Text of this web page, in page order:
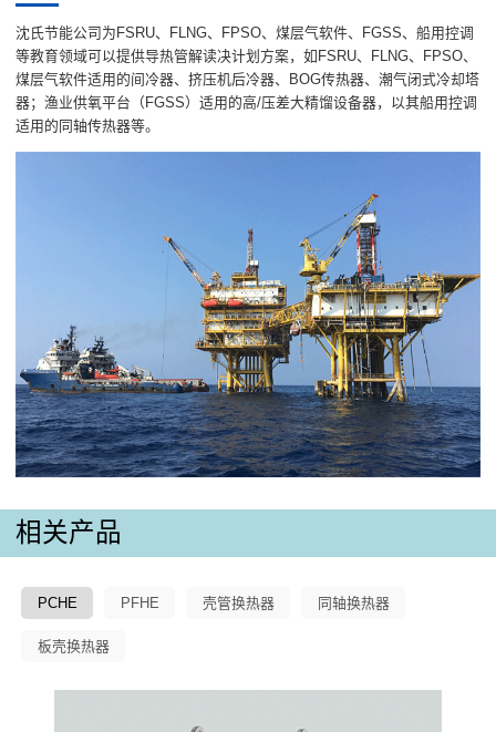
沈氏节能公司为FSRU、FLNG、FPSO、煤层气软件、FGSS、船用控调
等教育领域可以提供导热管解读决计划方案，如FSRU、FLNG、FPSO、
煤层气软件适用的间冷器、挤压机后冷器、BOG传热器、潮气闭式冷却塔
器；渔业供氧平台（FGSS）适用的高/压差大精馏设备器，以其船用控调
适用的同轴传热器等。
相关产品
PCHE PFHE 壳管换热器 同轴换热器
板壳换热器